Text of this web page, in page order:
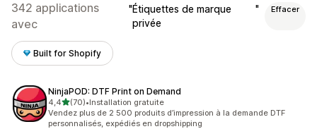
342 applications
avec
Étiquettes de marque
privée
Effacer
Built for Shopify
NinjaPOD: DTF Print on Demand
4,4étoile(s) sur 5
(70)
70 avis au total
•Installation gratuite
Vendez plus de 2 500 produits d’impression à la demande DTF
personnalisés, expédiés en dropshipping